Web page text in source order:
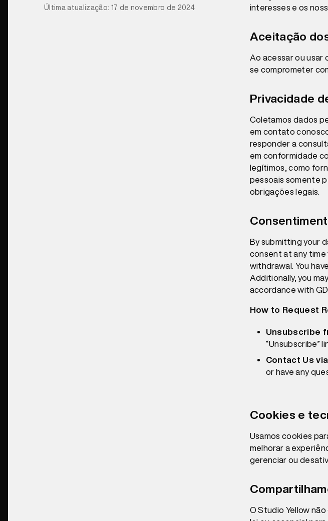
Última atualização: 17 de novembro de 2024
interesses e os
Aceitação
Ao acessar ou usar
se comprometer
Privacidade
Coletamos dados
em contato
responder a
em conformidade
legítimos, como
pessoais somente
obrigações legais.
By submitting your
consent at any
withdrawal. You
Additionally, you
accordance with
How to Request
Unsubscribe
“Unsubscribe”
Contact Us
or have any
Cookies e
Usamos cookies
melhorar a
gerenciar ou
O Studio Yellow